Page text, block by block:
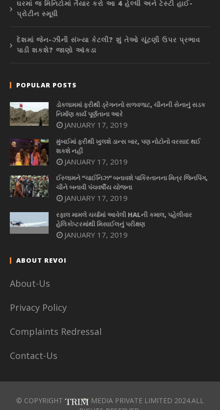
ઘરમાં જ મિનિટોમાં તૈયાર કરો આ 4 હેલ્ધી અને ટેસ્ટી હાઈ-
પ્રોટીન સ્મૂધી
દેશમાં જેન-ઝીની સંખ્યા કેટલી? શું તેઓ ચૂંટણી ઉપર પ્રભાવ
પાડી શકશે? જાણો આંકડા
POPULAR POSTS
ડોકલામમાં ફરીથી ડ્રેગનનો સળવળાટ, ચીનની સેનાનું સડક
નિર્માણ કાર્ય પૂર્ણતાના આરે
JANUARY 17, 2019
મુંબઈમાં ફરીથી ખુલશે ડાન્સ બાર, પણ નોટોનો વરસાદ થઈ
શકશે નહીં
JANUARY 17, 2019
ઈસ્લામને “ચાઈનિઝ” બનાવશે પાકિસ્તાનના મિત્ર જિનપિંગ,
ચીને બનાવી પંચવર્ષીય યોજના
JANUARY 17, 2019
રફાલ મામલે ચર્ચામાં આવેલી HALની કમાલ, પહેલીવાર
હેલિકોપ્ટરમાંથી મિસાઈલનું પરીક્ષણ
JANUARY 17, 2019
ABOUT REVOI
About-Us
Privacy Policy
Complaints Redressal
Contact-Us
© COPYRIGHT
MEDIA PRIVATE LIMITED 2024.ALL